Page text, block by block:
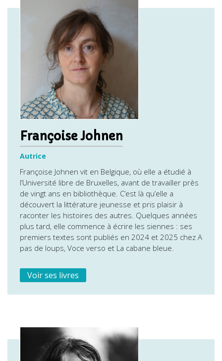
Françoise Johnen
Autrice
Françoise Johnen vit en Belgique, où elle a étudié à
l’Université libre de Bruxelles, avant de travailler près
de vingt ans en bibliothèque. C’est là qu’elle a
découvert la littérature jeunesse et pris plaisir à
raconter les histoires des autres. Quelques années
plus tard, elle commence à écrire les siennes : ses
premiers textes sont publiés en 2024 et 2025 chez A
pas de loups, Voce verso et La cabane bleue.
Voir ses livres